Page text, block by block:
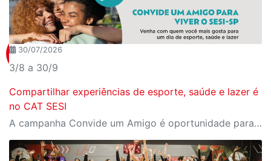
30/07/2026
3/8 a 30/9
Compartilhar experiências de esporte, saúde e lazer é
no CAT SESI
A campanha Convide um Amigo é oportunidade para reunir amigos para aproveitar juntos toda estrutura da unidade SESI-SP mais próxima. Os benefícios para clientes e convidados estão no regulamento